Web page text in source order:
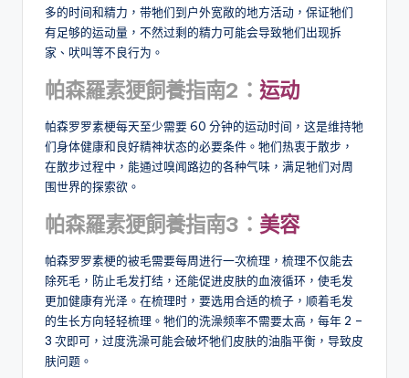
多的时间和精力，带牠们到户外宽敞的地方活动，保证牠们
有足够的运动量，不然过剩的精力可能会导致牠们出现拆
家、吠叫等不良行为。
帕森羅素㹴飼養指南2： 运动
帕森罗罗素梗每天至少需要 60 分钟的运动时间，这是维持牠
们身体健康和良好精神状态的必要条件。牠们热衷于散步，
在散步过程中，能通过嗅闻路边的各种气味，满足牠们对周
围世界的探索欲。
帕森羅素㹴飼養指南3： 美容
帕森罗罗素梗的被毛需要每周进行一次梳理，梳理不仅能去
除死毛，防止毛发打结，还能促进皮肤的血液循环，使毛发
更加健康有光泽。在梳理时，要选用合适的梳子，顺着毛发
的生长方向轻轻梳理。牠们的洗澡频率不需要太高，每年 2 –
3 次即可，过度洗澡可能会破坏牠们皮肤的油脂平衡，导致皮
肤问题。